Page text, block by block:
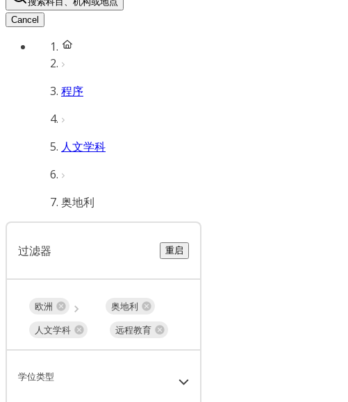
Cancel
程序
人文学科
奥地利
过滤器 重启
欧洲
奥地利
人文学科
远程教育
学位类型